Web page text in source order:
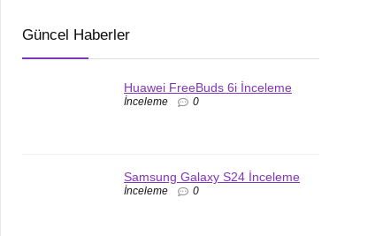
Güncel Haberler
Huawei FreeBuds 6i İnceleme
İnceleme 0
Samsung Galaxy S24 İnceleme
İnceleme 0